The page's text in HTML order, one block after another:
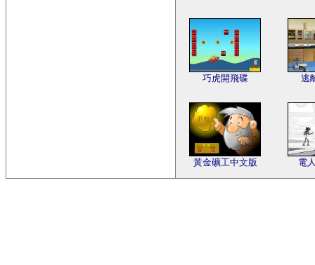
巧虎開飛碟 逃
黃金礦工中文版 電